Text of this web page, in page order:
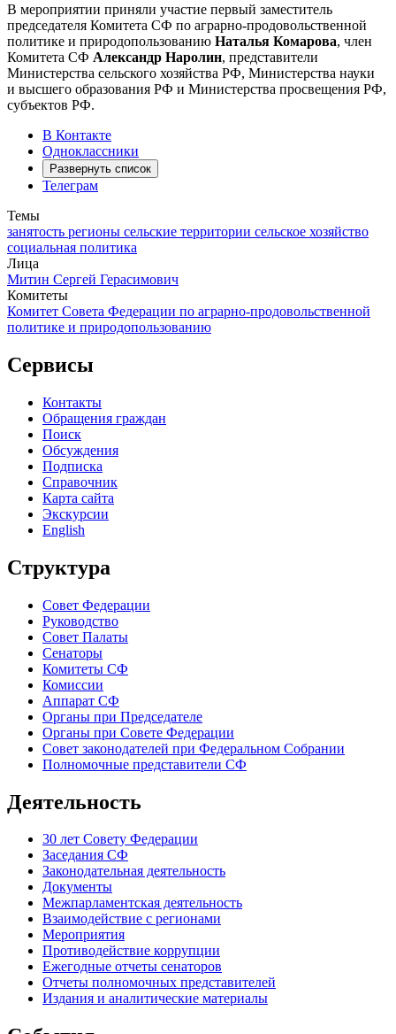
В мероприятии приняли участие первый заместитель
председателя Комитета СФ по аграрно-продовольственной
политике и природопользованию Наталья Комарова, член
Комитета СФ Александр Наролин, представители
Министерства сельского хозяйства РФ, Министерства науки
и высшего образования РФ и Министерства просвещения РФ,
субъектов РФ.
В Контакте
Одноклассники
Развернуть список
Телеграм
Темы
занятость регионы сельские территории сельское хозяйство
социальная политика
Лица
Митин Сергей Герасимович
Комитеты
Комитет Совета Федерации по аграрно-продовольственной
политике и природопользованию
Сервисы
Контакты
Обращения граждан
Поиск
Обсуждения
Подписка
Справочник
Карта сайта
Экскурсии
English
Структура
Совет Федерации
Руководство
Совет Палаты
Сенаторы
Комитеты СФ
Комиссии
Аппарат СФ
Органы при Председателе
Органы при Совете Федерации
Совет законодателей при Федеральном Собрании
Полномочные представители СФ
Деятельность
30 лет Совету Федерации
Заседания СФ
Законодательная деятельность
Документы
Межпарламентская деятельность
Взаимодействие с регионами
Мероприятия
Противодействие коррупции
Ежегодные отчеты сенаторов
Отчеты полномочных представителей
Издания и аналитические материалы